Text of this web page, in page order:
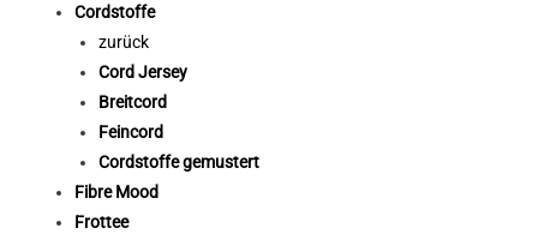
Cordstoffe
zurück
Cord Jersey
Breitcord
Feincord
Cordstoffe gemustert
Fibre Mood
Frottee